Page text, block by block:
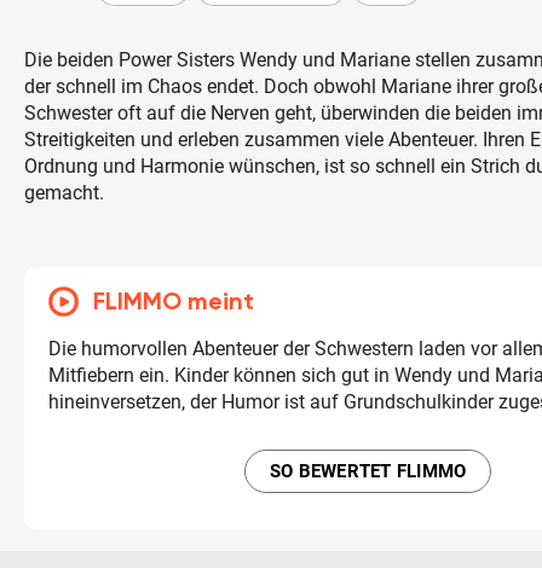
Die beiden Power Sisters Wendy und Mariane stellen
der schnell im Chaos endet. Doch obwohl Mariane ihrer
Schwester oft auf die Nerven geht, überwinden die beiden
Streitigkeiten und erleben zusammen viele Abenteuer. Ihren
Ordnung und Harmonie wünschen, ist so schnell ein Strich
gemacht.
FLIMMO meint
Die humorvollen Abenteuer der Schwestern laden vor
Mitfiebern ein. Kinder können sich gut in Wendy und
hineinversetzen, der Humor ist auf Grundschulkinder
SO BEWERTET FLIMMO